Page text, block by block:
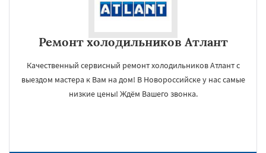
Ремонт холодильников Атлант
Качественный сервисный ремонт холодильников Атлант с
выездом мастера к Вам на дом! В Новороссийске у нас самые
низкие цены! Ждём Вашего звонка.